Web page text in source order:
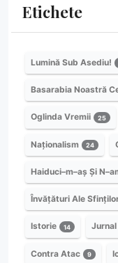
Etichete
Lumină Sub Asediu!
Basarabia Noastră
Oglinda Vremii 25
Naționalism 24
Haiduci–m–aș Și
Învățături Ale
Istorie 14 Jurnal
Contra Atac 9